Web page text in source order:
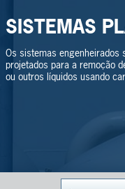
SISTEMAS
Os sistemas engenheirados
projetados para a remoção
ou outros líquidos usando